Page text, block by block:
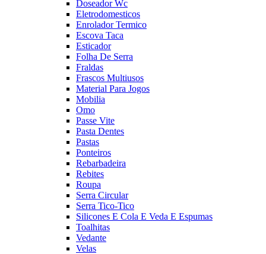
Doseador Wc
Eletrodomesticos
Enrolador Termico
Escova Taca
Esticador
Folha De Serra
Fraldas
Frascos Multiusos
Material Para Jogos
Mobilia
Omo
Passe Vite
Pasta Dentes
Pastas
Ponteiros
Rebarbadeira
Rebites
Roupa
Serra Circular
Serra Tico-Tico
Silicones E Cola E Veda E Espumas
Toalhitas
Vedante
Velas